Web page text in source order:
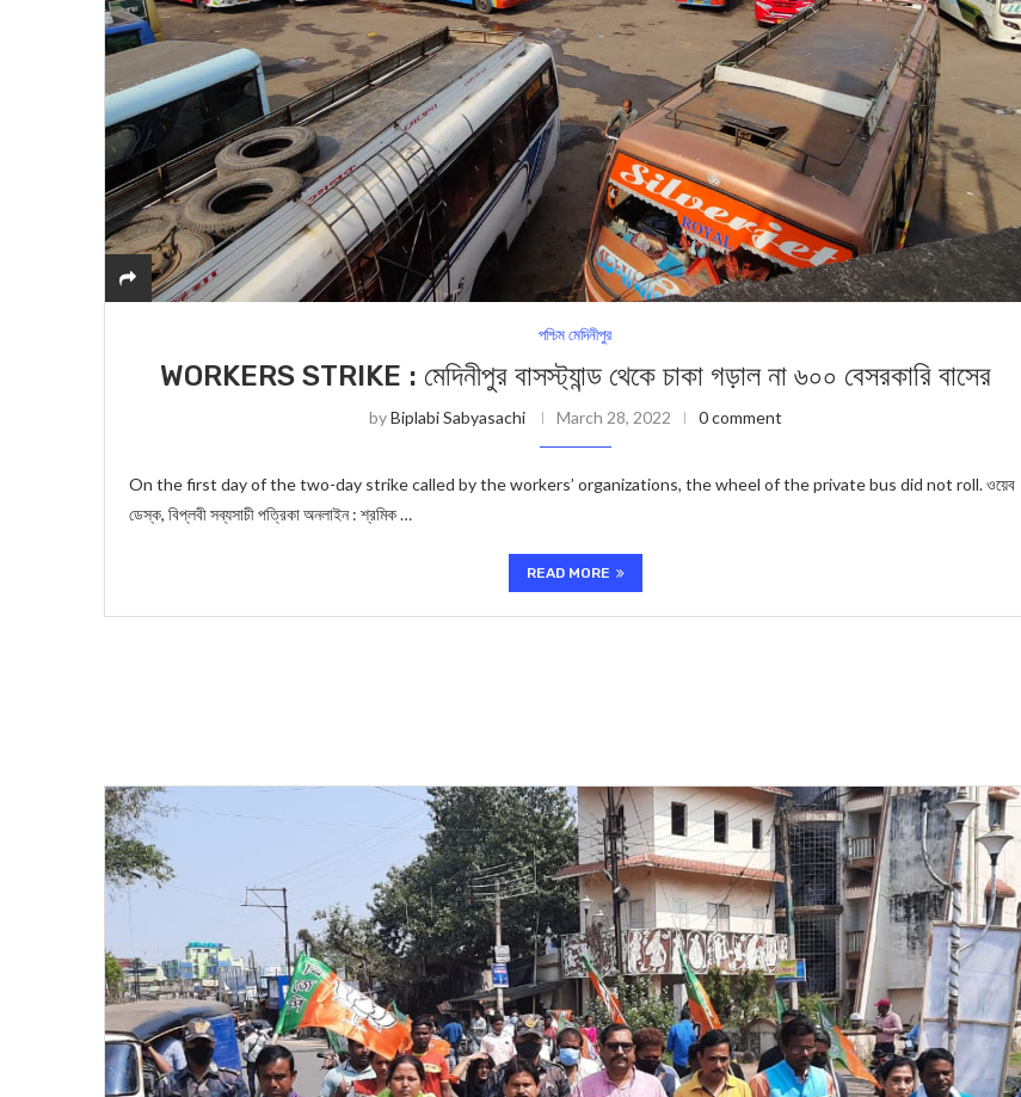
পশ্চিম মেদিনীপুর
WORKERS STRIKE : মেদিনীপুর বাসস্ট্যান্ড থেকে চাকা গড়াল না ৬০০ বেসরকারি বাসের
byBiplabi Sabyasachi March 28, 2022 0 comment
On the first day of the two-day strike called by the workers’ organizations, the wheel of the private bus did not roll. ওয়েব
ডেস্ক, বিপ্লবী সব্যসাচী পত্রিকা অনলাইন : শ্রমিক …
READ MORE